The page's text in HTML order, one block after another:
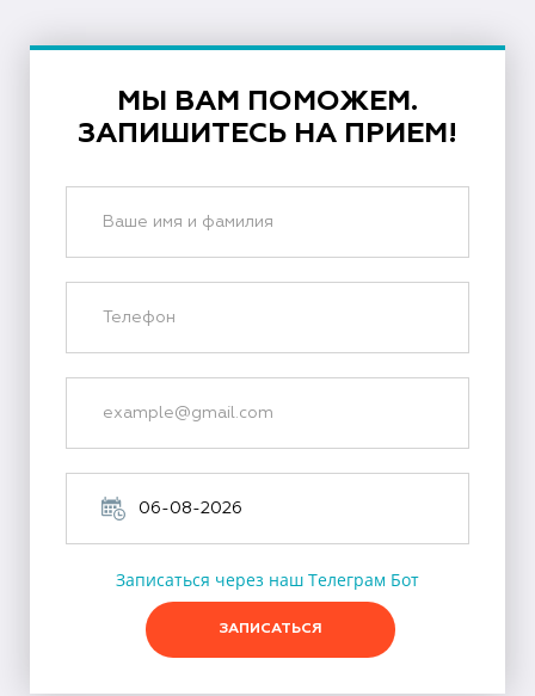
МЫ ВАМ ПОМОЖЕМ.
ЗАПИШИТЕСЬ НА ПРИЕМ!
Записаться через наш Телеграм Бот
ЗАПИСАТЬСЯ